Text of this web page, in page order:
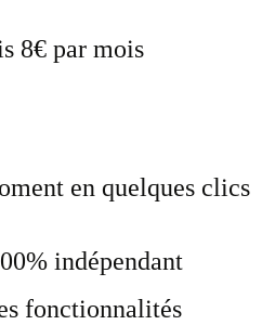
8€ par mois
en quelques clics
indépendant
fonctionnalités